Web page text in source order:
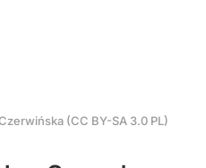
(CC BY-SA 3.0 PL)